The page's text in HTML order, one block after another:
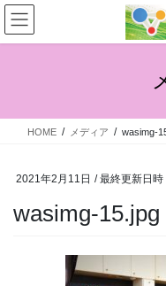
HOME メディア wasimg-
2021年2月11日 / 最終更新日時
wasimg-15.jpg